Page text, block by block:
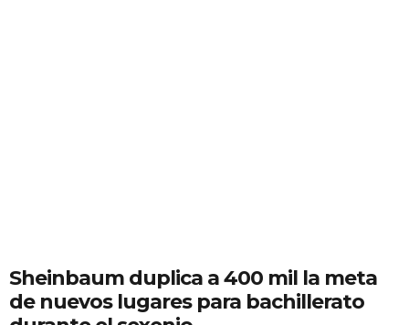
Sheinbaum duplica a 400 mil la meta
de nuevos lugares para bachillerato